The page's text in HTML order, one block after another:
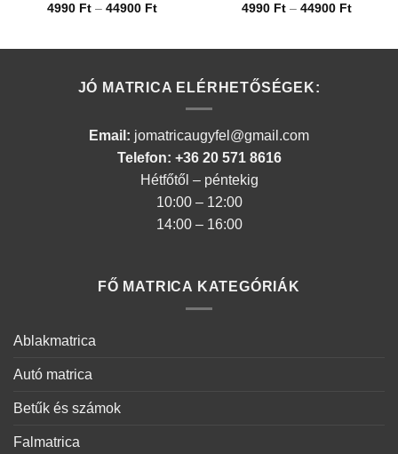
4990 Ft – 44900 FtÁrtartomány:
4990 Ft – 44900 Ft
JÓ MATRICA ELÉRHETŐSÉGEK:
Email: jomatricaugyfel@gmail.com
Telefon: +36 20 571 8616
Hétfőtől – péntekig
10:00 – 12:00
14:00 – 16:00
FŐ MATRICA KATEGÓRIÁK
Ablakmatrica
Autó matrica
Betűk és számok
Falmatrica